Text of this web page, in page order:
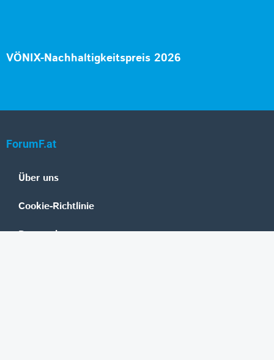
VÖNIX-Nachhaltigkeitspreis 2026
ForumF.at
Über uns
Cookie-Richtlinie
Datenschutz